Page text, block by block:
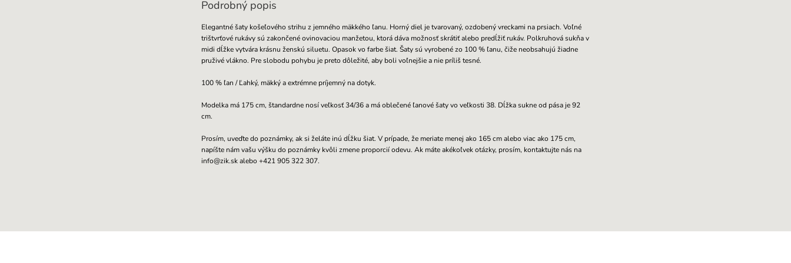
Podrobný popis
Elegantné šaty košeľového strihu z jemného mäkkého ľanu. Horný diel je tvarovaný, ozdobený vreckami na prsiach. Voľné
trištvrťové rukávy sú zakončené ovinovaciou manžetou, ktorá dáva možnosť skrátiť alebo predĺžiť rukáv. Polkruhová sukňa v
midi dĺžke vytvára krásnu ženskú siluetu. Opasok vo farbe šiat. Šaty sú vyrobené zo 100 % ľanu, čiže neobsahujú žiadne
pruživé vlákno. Pre slobodu pohybu je preto dôležité, aby boli voľnejšie a nie príliš tesné.
100 % ľan / Ľahký, mäkký a extrémne príjemný na dotyk.
Modelka má 175 cm, štandardne nosí veľkosť 34/36 a má oblečené ľanové šaty vo veľkosti 38. Dĺžka sukne od pása je 92
cm.
Prosím, uveďte do poznámky, ak si želáte inú dĺžku šiat. V prípade, že meriate menej ako 165 cm alebo viac ako 175 cm,
napíšte nám vašu výšku do poznámky kvôli zmene proporcií odevu. Ak máte akékoľvek otázky, prosím, kontaktujte nás na
info@zik.sk alebo +421 905 322 307.